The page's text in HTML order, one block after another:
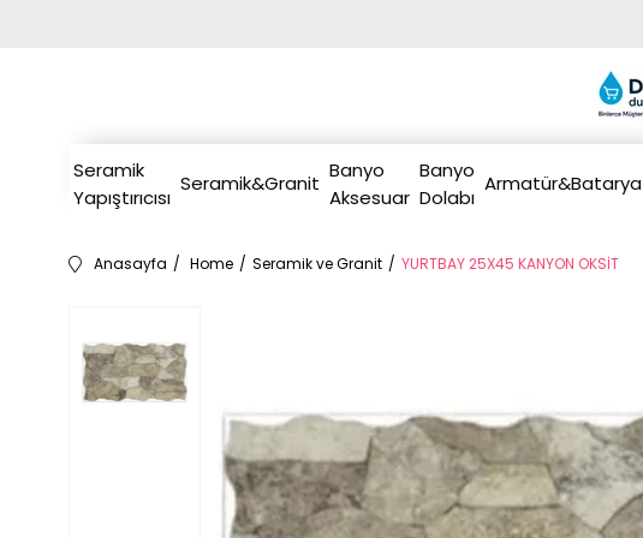
Seramik
Yapıştırıcısı
Seramik&Granit
Banyo
Aksesuar
Banyo
Dolabı
Armatür&Batarya
Anasayfa Home Seramik ve Granit YURTBAY 25X45 KANYON OKSİT